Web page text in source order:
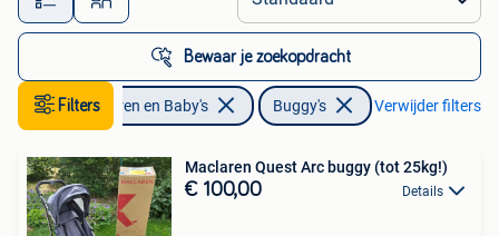
Bewaar je zoekopdracht
FiltersKinderen en Baby's Buggy's Verwijder filters
Maclaren Quest Arc buggy (tot 25kg!)
€ 100,00 Details